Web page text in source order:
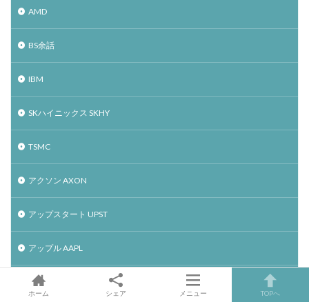
AMD
BS余話
IBM
SKハイニックス SKHY
TSMC
アクソン AXON
アップスタート UPST
アップル AAPL
アファーム AFRM
ホーム シェア メニュー TOPへ